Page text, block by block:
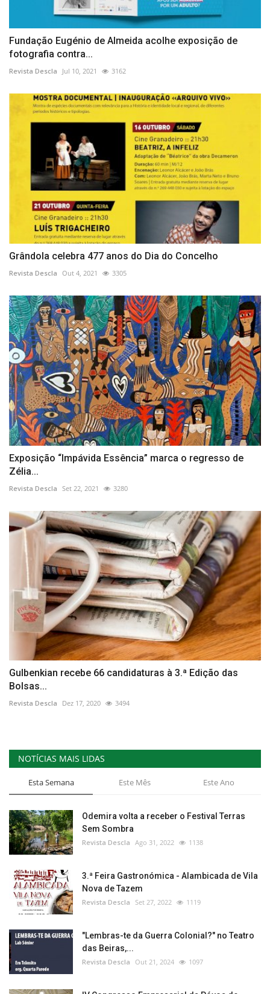
Fundação Eugénio de Almeida acolhe exposição de
fotografia contra...
Revista Descla Jul 10, 2021 3162
Grândola celebra 477 anos do Dia do Concelho
Revista Descla Out 4, 2021 3305
Exposição “Impávida Essência” marca o regresso de
Zélia...
Revista Descla Set 22, 2021 3280
Gulbenkian recebe 66 candidaturas à 3.ª Edição das
Bolsas...
Revista Descla Dez 17, 2020 3494
NOTÍCIAS MAIS LIDAS
Esta Semana Este Mês Este Ano
Odemira volta a receber o Festival Terras
Sem Sombra
Revista Descla Ago 31, 2022 1138
3.ª Feira Gastronómica - Alambicada de Vila
Nova de Tazem
Revista Descla Set 27, 2022 1119
"Lembras-te da Guerra Colonial?" no Teatro
das Beiras,...
Revista Descla Out 21, 2024 1097